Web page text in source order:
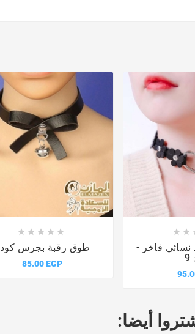
    
طوق رقبة بجرس كود 8
85.00 EGP
 
نسائي فاخر -
أيضا: